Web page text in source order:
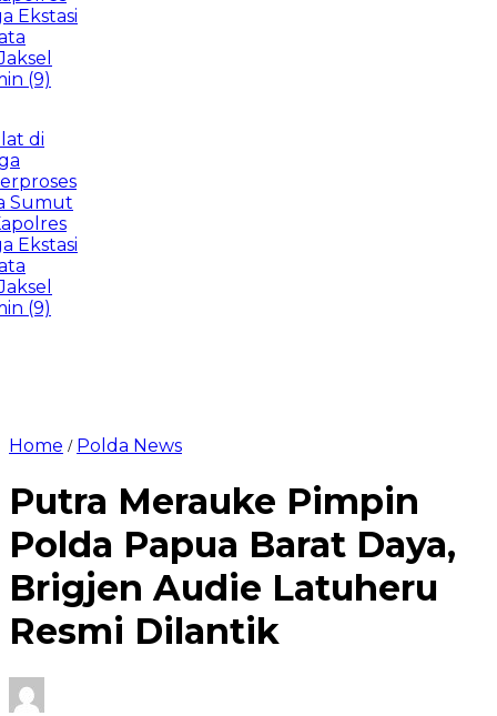
Home / Polda News
Putra Merauke Pimpin
Polda Papua Barat Daya,
Brigjen Audie Latuheru
Resmi Dilantik